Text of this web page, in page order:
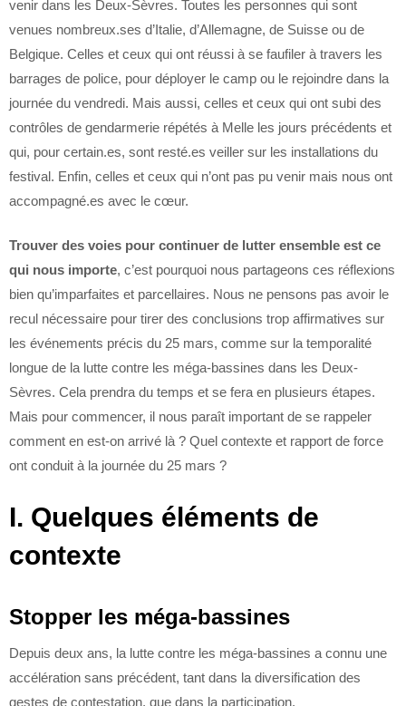
venir dans les Deux-Sèvres. Toutes les personnes qui sont
venues nombreux.ses d’Italie, d’Allemagne, de Suisse ou de
Belgique. Celles et ceux qui ont réussi à se faufiler à travers les
barrages de police, pour déployer le camp ou le rejoindre dans la
journée du vendredi. Mais aussi, celles et ceux qui ont subi des
contrôles de gendarmerie répétés à Melle les jours précédents et
qui, pour certain.es, sont resté.es veiller sur les installations du
festival. Enfin, celles et ceux qui n’ont pas pu venir mais nous ont
accompagné.es avec le cœur.
Trouver des voies pour continuer de lutter ensemble est ce
qui nous importe, c’est pourquoi nous partageons ces réflexions
bien qu’imparfaites et parcellaires. Nous ne pensons pas avoir le
recul nécessaire pour tirer des conclusions trop affirmatives sur
les événements précis du 25 mars, comme sur la temporalité
longue de la lutte contre les méga-bassines dans les Deux-
Sèvres. Cela prendra du temps et se fera en plusieurs étapes.
Mais pour commencer, il nous paraît important de se rappeler
comment en est-on arrivé là ? Quel contexte et rapport de force
ont conduit à la journée du 25 mars ?
I. Quelques éléments de
contexte
Stopper les méga-bassines
Depuis deux ans, la lutte contre les méga-bassines a connu une
accélération sans précédent, tant dans la diversification des
gestes de contestation, que dans la participation.